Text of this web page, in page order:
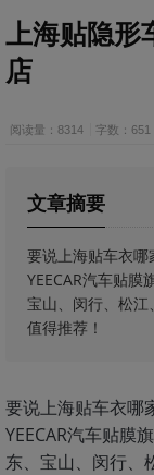
上海贴隐形
店
阅读量：8314 字数：651
文章摘要
要说上海贴车衣
YEECAR汽车贴膜
宝山、闵行、松江
值得推荐！
要说上海贴车衣哪
YEECAR汽车贴膜
东、宝山、闵行、